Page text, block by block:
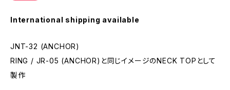
International shipping available
JNT-32 (ANCHOR)
RING / JR-05 (ANCHOR)と同じイメージのNECK TOPとして
製作